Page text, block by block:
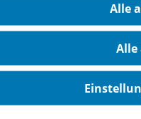
Sofort
bestellbar
Alle
Alle